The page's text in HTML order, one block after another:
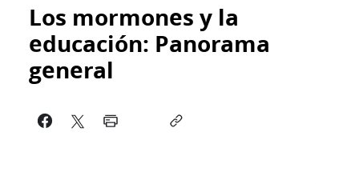
Los mormones y la
educación: Panorama
general